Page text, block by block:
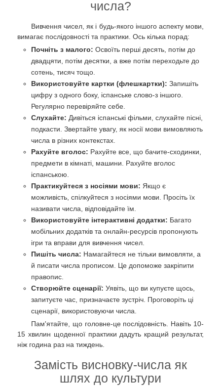
числа?
Вивчення чисел, як і будь-якого іншого аспекту мови,
вимагає послідовності та практики. Ось кілька порад:
Почніть з малого: Освоїть перші десять, потім до
двадцяти, потім десятки, а вже потім переходьте до
сотень, тисяч тощо.
Використовуйте картки (флешкартки): Запишіть
цифру з одного боку, іспанське слово-з іншого.
Регулярно перевіряйте себе.
Слухайте: Дивіться іспанські фільми, слухайте пісні,
подкасти. Звертайте увагу, як носії мови вимовляють
числа в різних контекстах.
Рахуйте вголос: Рахуйте все, що бачите-сходинки,
предмети в кімнаті, машини. Рахуйте вголос
іспанською.
Практикуйтеся з носіями мови: Якщо є
можливість, спілкуйтеся з носіями мови. Просіть їх
називати числа, відповідайте їм.
Використовуйте інтерактивні додатки: Багато
мобільних додатків та онлайн-ресурсів пропонують
ігри та вправи для вивчення чисел.
Пишіть числа: Намагайтеся не тільки вимовляти, а
й писати числа прописом. Це допоможе закріпити
правопис.
Створюйте сценарії: Уявіть, що ви купуєте щось,
запитуєте час, призначаєте зустріч. Проговоріть ці
сценарії, використовуючи числа.
Пам'ятайте, що головне-це послідовність. Навіть 10-
15 хвилин щоденної практики дадуть кращий результат,
ніж година раз на тиждень.
Замість висновку-числа як
шлях до культури